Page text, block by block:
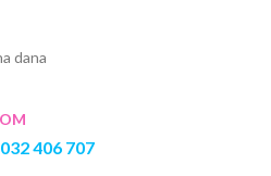
dana
032 406 707